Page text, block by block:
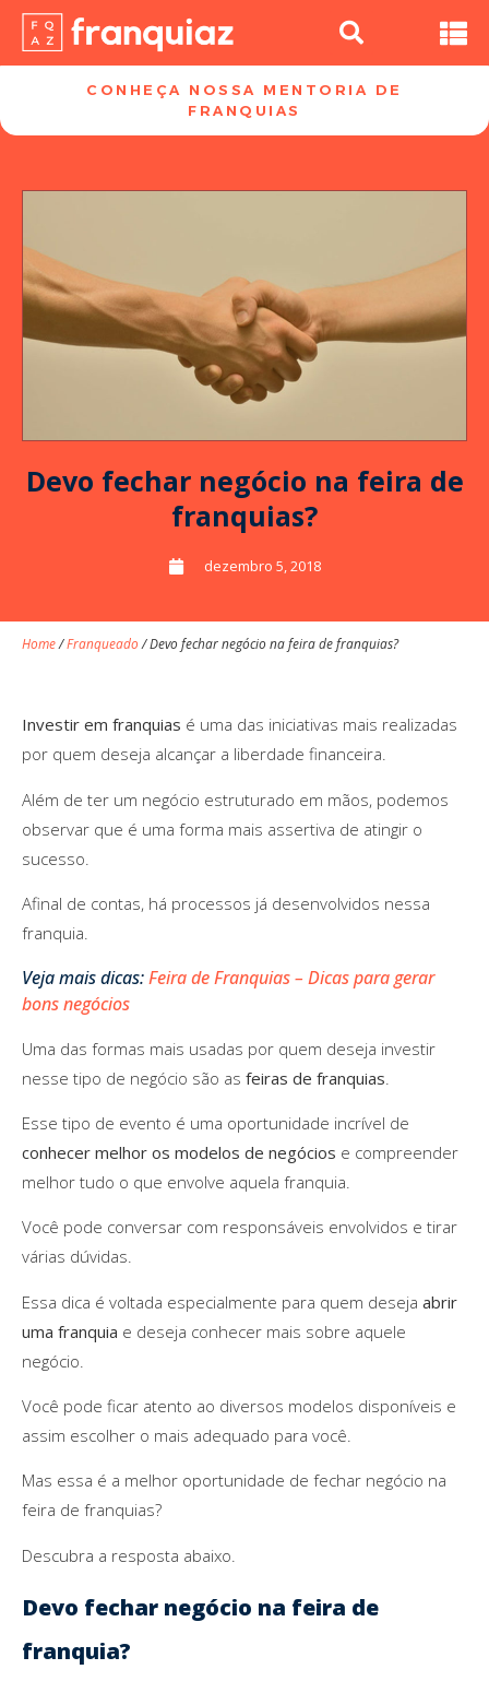
CONHEÇA NOSSA MENTORIA DE
FRANQUIAS​
Devo fechar negócio na feira de
franquias?
dezembro 5, 2018
Home/Franqueado/Devo fechar negócio na feira de franquias?
Investir em franquias é uma das iniciativas mais realizadas
por quem deseja alcançar a liberdade financeira.
Além de ter um negócio estruturado em mãos, podemos
observar que é uma forma mais assertiva de atingir o
sucesso.
Afinal de contas, há processos já desenvolvidos nessa
franquia.
Veja mais dicas:Feira de Franquias – Dicas para gerar
bons negócios
Uma das formas mais usadas por quem deseja investir
nesse tipo de negócio são as feiras de franquias
Esse tipo de evento é uma oportunidade incrível de
conhecer melhor os modelos de negócios e compreender
melhor tudo o que envolve aquela franquia.
Você pode conversar com responsáveis envolvidos e tirar
várias dúvidas.
Essa dica é voltada especialmente para quem deseja abrir
uma franquia e deseja conhecer mais sobre aquele
negócio.
Você pode ficar atento ao diversos modelos disponíveis e
assim escolher o mais adequado para você.
Mas essa é a melhor oportunidade de fechar negócio na
feira de franquias?
Descubra a resposta abaixo.
Devo fechar negócio na feira de
franquia?